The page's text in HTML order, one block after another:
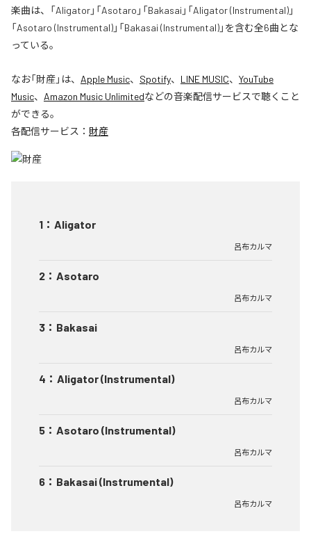
楽曲は、「Aligator」「Asotaro」「Bakasai」「Aligator (Instrumental)」
「Asotaro (Instrumental)」「Bakasai (Instrumental)」を含む全6曲とな
っている。
なお「財産」は、 Apple Music、 Spotify、 LINE MUSIC、 YouTube
Music、 Amazon Music Unlimitedなどの音楽配信サービスで聴くこと
ができる。
各配信サービス： 財産
1 ： Aligator
呂布カルマ
2 ： Asotaro
呂布カルマ
3 ： Bakasai
呂布カルマ
4 ： Aligator (Instrumental)
呂布カルマ
5 ： Asotaro (Instrumental)
呂布カルマ
6 ： Bakasai (Instrumental)
呂布カルマ